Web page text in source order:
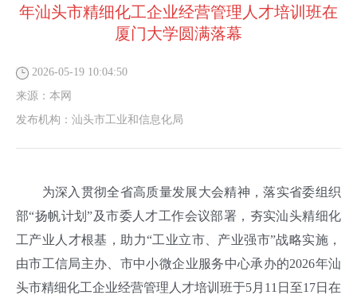
年汕头市精细化工企业经营管理人才培训班在
厦门大学圆满落幕
2026-05-19 10:04:50
来源： 本网
发布机构： 汕头市工业和信息化局
为深入贯彻全省高质量发展大会精神，落实省委组织
部“扬帆计划”及市委人才工作会议部署，夯实汕头精细化
工产业人才根基，助力“工业立市、产业强市”战略实施，
由市工信局主办、市中小微企业服务中心承办的2026年汕
头市精细化工企业经营管理人才培训班于5月11日至17日在